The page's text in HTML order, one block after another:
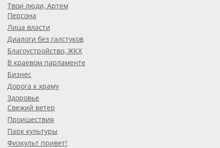
Твои люди, Артем
Персона
Лица власти
Диалоги без галстуков
Благоустройство, ЖКХ
В краевом парламенте
Бизнес
Дорога к храму
Здоровье
Свежий ветер
Проишествия
Парк культуры
Физкульт привет!